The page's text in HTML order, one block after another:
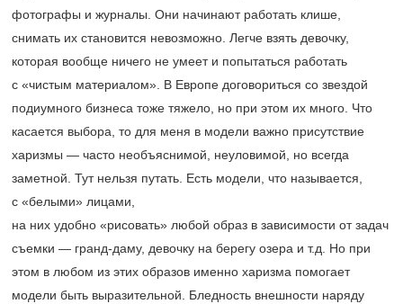
фотографы и журналы. Они начинают работать клише,
снимать их становится невозможно. Легче взять девочку,
которая вообще ничего не умеет и попытаться работать
с «чистым материалом». В Европе договориться со звездой
подиумного бизнеса тоже тяжело, но при этом их много. Что
касается выбора, то для меня в модели важно присутствие
харизмы — часто необъяснимой, неуловимой, но всегда
заметной. Тут нельзя путать. Есть модели, что называется,
с «белыми» лицами,
на них удобно «рисовать» любой образ в зависимости от задач
съемки — гранд-даму, девочку на берегу озера и т.д. Но при
этом в любом из этих образов именно харизма помогает
модели быть выразительной. Бледность внешности наряду